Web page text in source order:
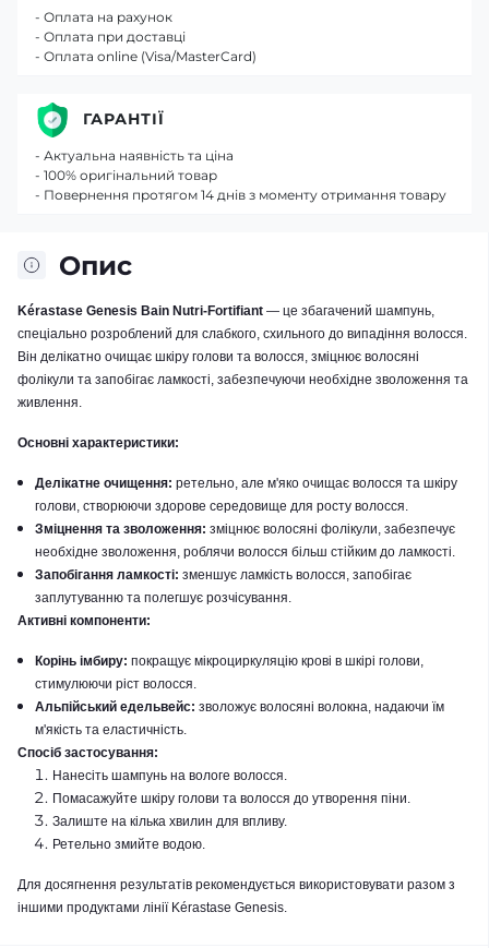
Опис
Kérastase Genesis Bain Nutri-Fortifiant — це збагачений шампунь,
спеціально розроблений для слабкого, схильного до випадіння волосся.
Він делікатно очищає шкіру голови та волосся, зміцнює волосяні
фолікули та запобігає ламкості, забезпечуючи необхідне зволоження та
живлення.
Основні характеристики:
Делікатне очищення: ретельно, але м'яко очищає волосся та шкіру
голови, створюючи здорове середовище для росту волосся.
Зміцнення та зволоження: зміцнює волосяні фолікули, забезпечує
необхідне зволоження, роблячи волосся більш стійким до ламкості.
Запобігання ламкості: зменшує ламкість волосся, запобігає
заплутуванню та полегшує розчісування.
Активні компоненти:
Корінь імбиру: покращує мікроциркуляцію крові в шкірі голови,
стимулюючи ріст волосся.
Альпійський едельвейс: зволожує волосяні волокна, надаючи їм
м'якість та еластичність.
Спосіб застосування:
Нанесіть шампунь на вологе волосся.
Помасажуйте шкіру голови та волосся до утворення піни.
Залиште на кілька хвилин для впливу.
Ретельно змийте водою.
Для досягнення результатів рекомендується використовувати разом з
іншими продуктами лінії Kérastase Genesis.
- Оплата на рахунок
- Оплата при доставці
- Оплата online (Visa/MasterCard)
ГАРАНТІЇ
- Актуальна наявність та ціна
- 100% оригінальний товар
- Повернення протягом 14 днів з моменту отримання товару